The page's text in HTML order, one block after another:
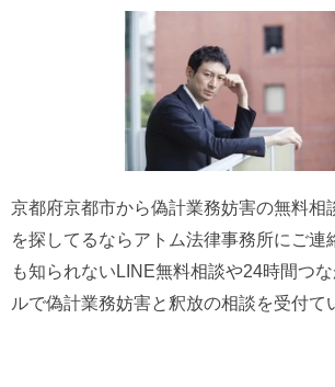
京都府京都市から偽計業務妨害の無料相
を探してるならアトム法律事務所にご連
も知られないLINE無料相談や24時間つ
ルで偽計業務妨害と釈放の相談を受付て